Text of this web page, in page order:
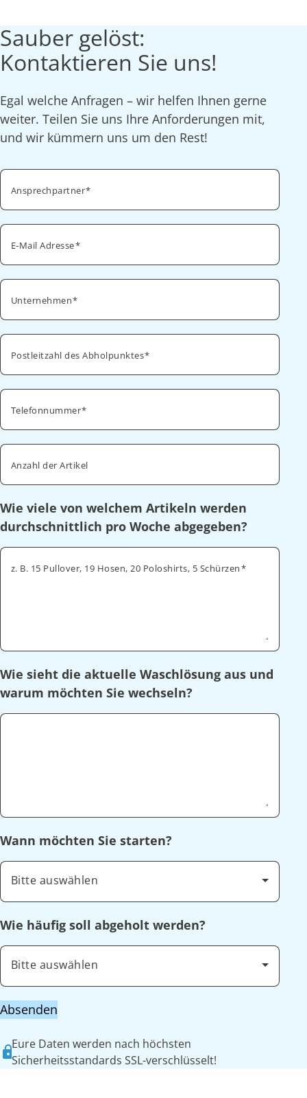
Sauber gelöst:
Kontaktieren Sie uns!
Egal welche Anfragen – wir helfen Ihnen gerne
weiter. Teilen Sie uns Ihre Anforderungen mit,
und wir kümmern uns um den Rest!
Ansprechpartner
E-Mail Adresse
Unternehmen
Postleitzahl des Abholpunktes
Telefonnummer
Anzahl der Artikel
Wie viele von welchem Artikeln werden
durchschnittlich pro Woche abgegeben?
z. B. 15 Pullover, 19 Hosen, 20 Poloshirts, 5 Schürzen
Wie sieht die aktuelle Waschlösung aus und
warum möchten Sie wechseln?
Wann möchten Sie starten?
Bitte auswählen
Wie häufig soll abgeholt werden?
Bitte auswählen
Absenden
Eure Daten werden nach höchsten
Sicherheitsstandards SSL-verschlüsselt!